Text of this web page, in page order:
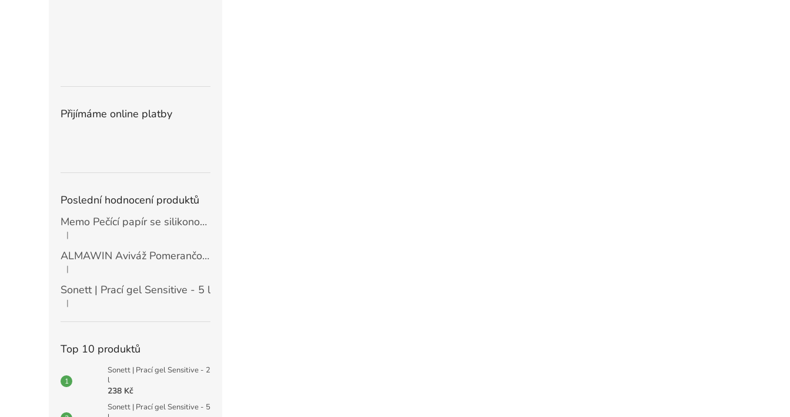
Přijímáme online platby
Poslední hodnocení produktů
Memo Pečící papír se silikonovou vrstvou (30 ks)
Hodnocení produktu je 5 z 5 hvězdiček.
|
ALMAWIN Aviváž Pomerančový květ 750 ml
Hodnocení produktu je 5 z 5 hvězdiček.
|
Sonett | Prací gel Sensitive - 5 l
Hodnocení produktu je 5 z 5 hvězdiček.
|
Top 10 produktů
Sonett | Prací gel Sensitive - 2
l
238 Kč
Sonett | Prací gel Sensitive - 5